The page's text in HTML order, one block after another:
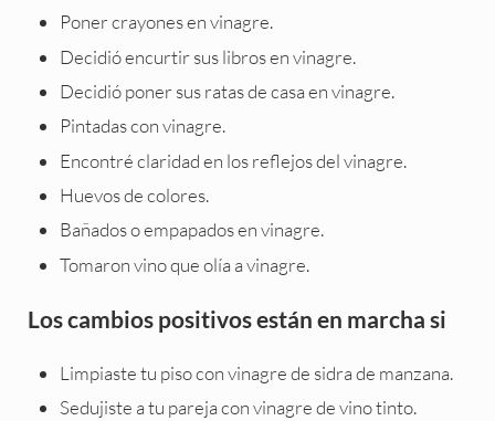
Poner crayones en vinagre.
Decidió encurtir sus libros en vinagre.
Decidió poner sus ratas de casa en vinagre.
Pintadas con vinagre.
Encontré claridad en los reflejos del vinagre.
Huevos de colores.
Bañados o empapados en vinagre.
Tomaron vino que olía a vinagre.
Los cambios positivos están en marcha si
Limpiaste tu piso con vinagre de sidra de manzana.
Sedujiste a tu pareja con vinagre de vino tinto.